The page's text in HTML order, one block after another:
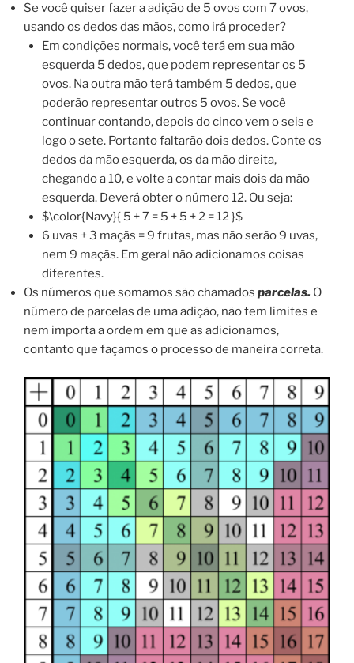
Se você quiser fazer a adição de 5 ovos com 7 ovos,
usando os dedos das mãos, como irá proceder?
Em condições normais, você terá em sua mão
esquerda 5 dedos, que podem representar os 5
ovos. Na outra mão terá também 5 dedos, que
poderão representar outros 5 ovos. Se você
continuar contando, depois do cinco vem o seis e
logo o sete. Portanto faltarão dois dedos. Conte os
dedos da mão esquerda, os da mão direita,
chegando a 10, e volte a contar mais dois da mão
esquerda. Deverá obter o número 12. Ou seja:
$\color{Navy}{ 5 + 7 = 5 + 5 + 2 = 12 }$
6 uvas + 3 maçãs = 9 frutas, mas não serão 9 uvas,
nem 9 maçãs. Em geral não adicionamos coisas
diferentes.
Os números que somamos são chamados parcelas. O
número de parcelas de uma adição, não tem limites e
nem importa a ordem em que as adicionamos,
contanto que façamos o processo de maneira correta.